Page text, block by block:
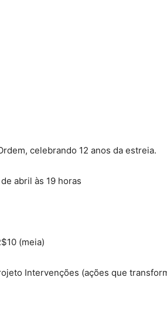
celebrando 12 anos da estreia.
abril às 19 horas
(meia)
Intervenções (ações que